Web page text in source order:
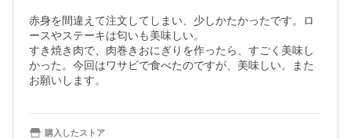
赤身を間違えて注文してしまい、少しかたかったです。ロ
ースやステーキは匂いも美味しい。
すき焼き肉で、肉巻きおにぎりを作ったら、すごく美味し
かった。今回はワサビで食べたのですが、美味しい。また
お願いします。
購入したストア